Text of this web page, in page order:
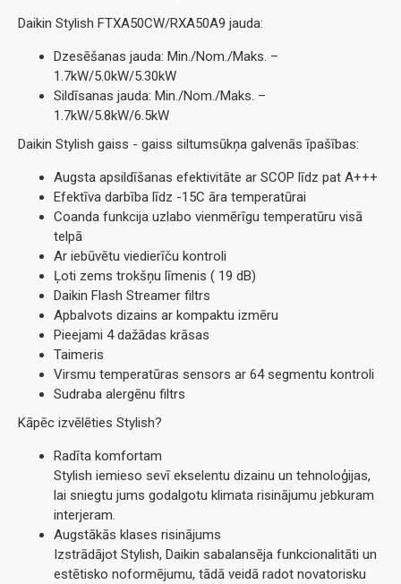
Daikin Stylish FTXA50CW/RXA50A9 jauda:
Dzesēšanas jauda: Min./Nom./Maks. –
1.7kW/5.0kW/5.30kW
Sildīsanas jauda: Min./Nom./Maks. –
1.7kW/5.8kW/6.5kW
Daikin Stylish gaiss - gaiss siltumsūkņa galvenās īpašības:
Augsta apsildīšanas efektivitāte ar SCOP līdz pat A+++
Efektīva darbība līdz -15C āra temperatūrai
Coanda funkcija uzlabo vienmērīgu temperatūru visā
telpā
Ar iebūvētu viedierīču kontroli
Ļoti zems trokšņu līmenis ( 19 dB)
Daikin Flash Streamer filtrs
Apbalvots dizains ar kompaktu izmēru
Pieejami 4 dažādas krāsas
Taimeris
Virsmu temperatūras sensors ar 64 segmentu kontroli
Sudraba alergēnu filtrs
Kāpēc izvēlēties Stylish?
Radīta komfortam
Stylish iemieso sevī ekselentu dizainu un tehnoloģijas,
lai sniegtu jums godalgotu klimata risinājumu jebkuram
interjeram.
Augstākās klases risinājums
Izstrādājot Stylish, Daikin sabalansēja funkcionalitāti un
estētisko noformējumu, tādā veidā radot novatorisku